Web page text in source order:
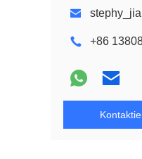
+86